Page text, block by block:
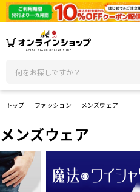
トップ ファッション メンズウェア
メンズウェア